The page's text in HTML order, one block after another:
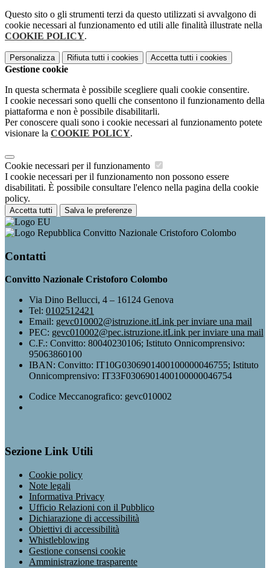
Questo sito o gli strumenti terzi da questo utilizzati si avvalgono di
cookie necessari al funzionamento ed utili alle finalità illustrate nella
COOKIE POLICY.
Personalizza Rifiuta tutti i cookies Accetta tutti i cookies
Gestione cookie
In questa schermata è possibile scegliere quali cookie consentire.
I cookie necessari sono quelli che consentono il funzionamento della
piattaforma e non è possibile disabilitarli.
Per conoscere quali sono i cookie necessari al funzionamento potete
visionare la COOKIE POLICY.
Cookie necessari per il funzionamento
I cookie necessari per il funzionamento non possono essere
disabilitati. È possibile consultare l'elenco nella pagina della cookie
policy.
Accetta tutti Salva le preferenze
Convitto Nazionale Cristoforo Colombo
Contatti
Convitto Nazionale Cristoforo Colombo
Via Dino Bellucci, 4 – 16124 Genova
Tel: 0102512421
Email: gevc010002@istruzione.itLink per inviare una mail
PEC: gevc010002@pec.istruzione.itLink per inviare una mail
C.F.: Convitto: 80040230106; Istituto Onnicomprensivo:
95063860100
IBAN: Convitto: IT10G0306901400100000046755; Istituto
Onnicomprensivo: IT33F0306901400100000046754
Codice Meccanografico: gevc010002
Sezione Link Utili
Cookie policy
Note legali
Informativa Privacy
Ufficio Relazioni con il Pubblico
Dichiarazione di accessibilità
Obiettivi di accessibilità
Whistleblowing
Gestione consensi cookie
Amministrazione trasparente